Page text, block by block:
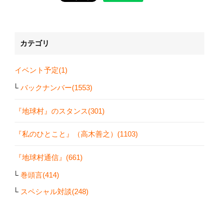
カテゴリ
イベント予定(1)
バックナンバー(1553)
『地球村』のスタンス(301)
『私のひとこと』（高木善之）(1103)
『地球村通信』(661)
巻頭言(414)
スペシャル対談(248)